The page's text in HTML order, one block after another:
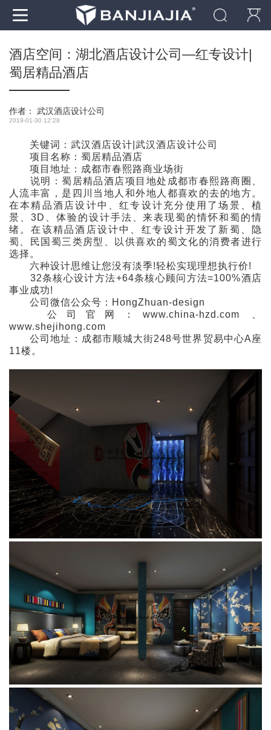
酒店空间：湖北酒店设计公司—红专设计|
蜀居精品酒店
作者： 武汉酒店设计公司
2019-01-30 12:28
关键词：武汉酒店设计|武汉酒店设计公司
项目名称：蜀居精品酒店
项目地址：成都市春熙路商业场街
说明：蜀居精品酒店项目地处成都市春熙路商圈、
人流丰富，是四川当地人和外地人都喜欢的去的地方。
在本精品酒店设计中、红专设计充分使用了场景、植
景、3D、体验的设计手法、来表现蜀的情怀和蜀的情
绪。在该精品酒店设计中、红专设计开发了新蜀、隐
蜀、民国蜀三类房型、以供喜欢的蜀文化的消费者进行
选择。
六种设计思维让您没有淡季!轻松实现理想执行价!
32条核心设计方法+64条核心顾问方法=100%酒店
事业成功!
公司微信公众号：HongZhuan-design
公司官网：www.china-hzd.com 、
www.shejihong.com
公司地址：成都市顺城大街248号世界贸易中心A座
11楼。